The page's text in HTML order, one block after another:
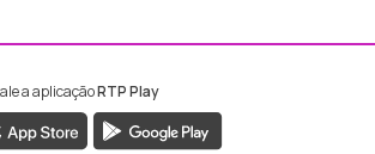
Madeira
Madeira
a aplicaçãoRTP Play